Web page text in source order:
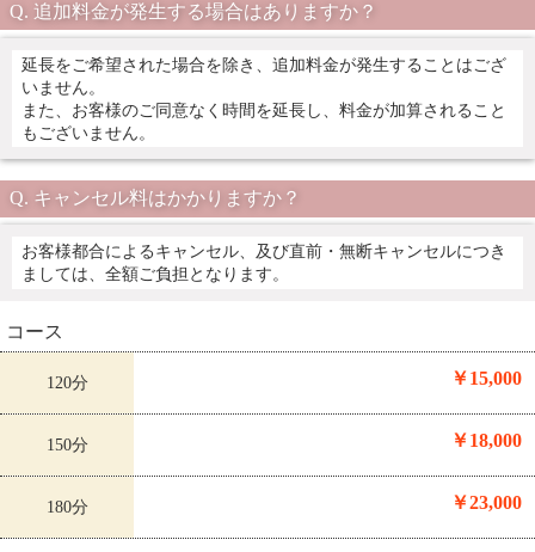
追加料金が発生する場合はありますか？
延長をご希望された場合を除き、追加料金が発生することはござ
いません。
また、お客様のご同意なく時間を延長し、料金が加算されること
もございません。
キャンセル料はかかりますか？
お客様都合によるキャンセル、及び直前・無断キャンセルにつき
ましては、全額ご負担となります。
コース
120分 ￥15,000
150分 ￥18,000
180分 ￥23,000